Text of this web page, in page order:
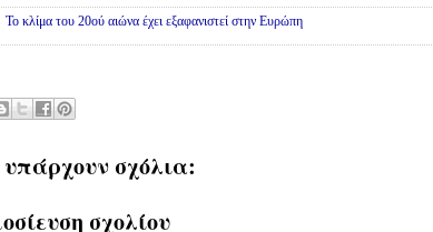
Το κλίμα του 20ού αιώνα έχει εξαφανιστεί στην Ευρώπη
σχόλια:
σχολίου